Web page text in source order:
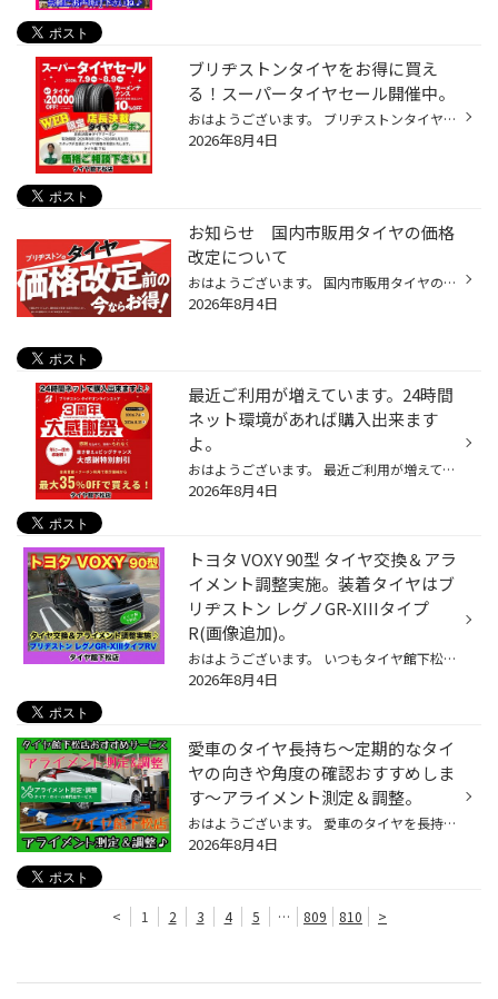
ブリヂストンタイヤをお得に買え
る！スーパータイヤセール開催中。
おはようございます。 ブリヂストンタイヤをお得に買える！スーパータイヤセール開催中。 いつも当店をご利用いただきましてありがとうございます。 コクピット・タイヤ館では、ブリヂストンタイヤをお得に買える！ スーパータイヤセールを7月9日(木)から8月9日(日)まで開催中。 ブリヂストンタイヤ...
2026年8月4日
お知らせ 国内市販用タイヤの価格
改定について
おはようございます。 国内市販用タイヤの価格改定について 株式会社ブリヂストンは、国内市販用タイヤのメーカー出荷価格の改定を決定いたしました。 近年、タイヤ原材料価格の高騰に加え、物流コストや人件費、エネルギー費などが上昇しています。当社では、サプライチェーンの効率化、生産性向上...
2026年8月4日
最近ご利用が増えています。24時間
ネット環境があれば購入出来ます
よ。
おはようございます。 最近ご利用が増えているブリヂストン タイヤオンラインストア 24時間ネット環境があれば購入出来ますよ。 クーラーの効いた自宅の部屋からタイヤが購入出来ますよ。 タイヤを選んで…取り付け予定日など入力するだけですよ。 魅力満載なので是非ご利用して下さいね。 ブリヂス...
2026年8月4日
トヨタ VOXY 90型 タイヤ交換＆アラ
イメント調整実施。装着タイヤはブ
リヂストン レグノGR-XIIIタイプ
R(画像追加)。
おはようございます。 いつもタイヤ館下松店のWEBをご覧頂き…ありがとうございます(^O^)タイヤ館下松店の越智です。 皆さまに…少しでも有益な情報や役立つ情報を発信出来るように日々更新していきたいと思い トヨタ VOXY 90型 タイヤ交換＆アライメント調整実施。 装着タイヤはブリヂストン レグノG...
2026年8月4日
愛車のタイヤ長持ち〜定期的なタイ
ヤの向きや角度の確認おすすめしま
す〜アライメント測定＆調整。
おはようございます。 愛車のタイヤを長持ちさせたい方におすすめ。 タイヤ館下松店おすすめサービス★アライメント測定＆調整。 本日は…アライメント調整の紹介になります♪ タイヤ交換時やインチアップ〜ダウンサスや車高調でローダウン…足廻り部品交換時などにおすすめの作業になりますよ♪♪♪ 注意:...
2026年8月4日
< 1 2 3 4 5 … 809 810 >